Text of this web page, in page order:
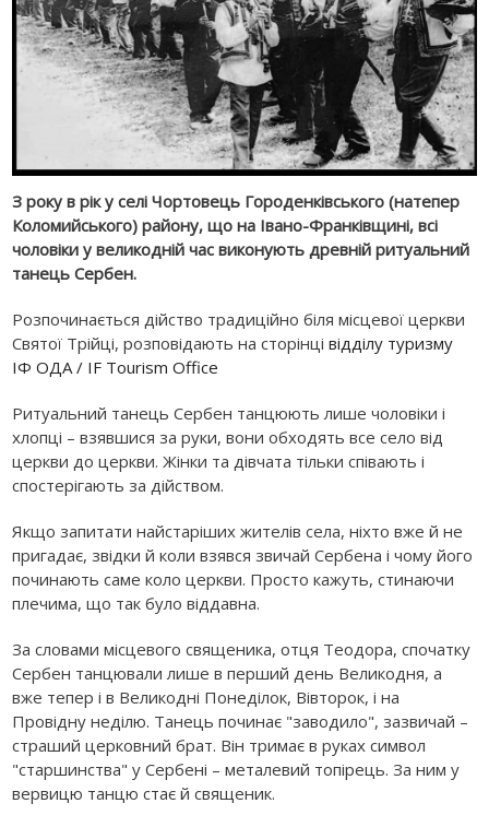
З року в рік у селі Чортовець Городенківського (натепер
Коломийського) району, що на Івано-Франківщині, всі
чоловіки у великодній час виконують древній ритуальний
танець Сербен.
Розпочинається дійство традиційно біля місцевої церкви
Святої Трійці, розповідають на сторінцівідділу туризму
ІФ ОДА / IF Tourism Office
Ритуальний танець Сербен танцюють лише чоловіки і
хлопці – взявшися за руки, вони обходять все село від
церкви до церкви. Жінки та дівчата тільки співають і
спостерігають за дійством.
Якщо запитати найстаріших жителів села, ніхто вже й не
пригадає, звідки й коли взявся звичай Сербена і чому його
починають саме коло церкви. Просто кажуть, стинаючи
плечима, що так було віддавна.
За словами місцевого священика, отця Теодора, спочатку
Сербен танцювали лише в перший день Великодня, а
вже тепер і в Великодні Понеділок, Вівторок, і на
Провідну неділю. Танець починає "заводило", зазвичай –
страший церковний брат. Він тримає в руках символ
"старшинства" у Сербені – металевий топірець. За ним у
вервицю танцю стає й священик.